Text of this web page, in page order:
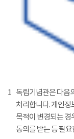
1 독립기념관은 다음
처리합니다. 개인정
목적이 변경되는 경
동의를 받는 등 필